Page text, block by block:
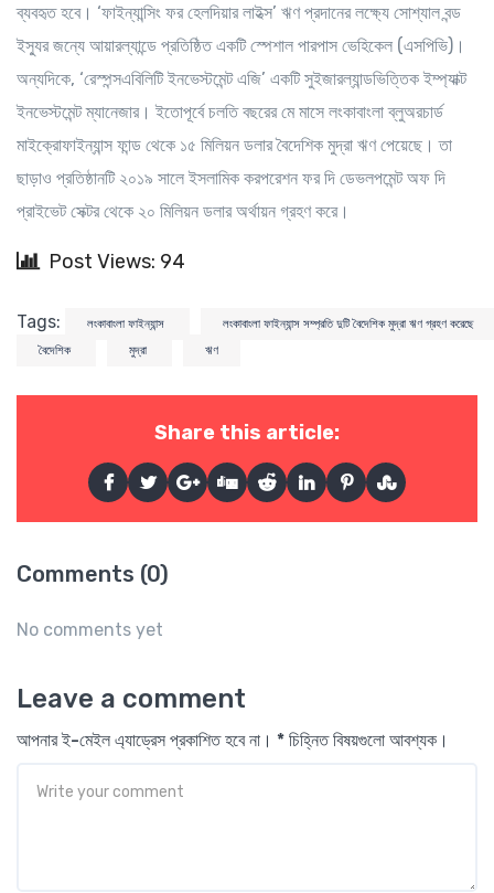
ব্যবহৃত হবে। ‘ফাইন্যান্সিং ফর হেলদিয়ার লাইভ্স’ ঋণ প্রদানের লক্ষ্যে সোশ্যাল বন্ড
ইস্যুর জন্যে আয়ারল্যান্ডে প্রতিষ্ঠিত একটি স্পেশাল পারপাস ভেহিকেল (এসপিভি)।
অন্যদিকে, ‘রেস্পন্সএবিলিটি ইনভেস্টমেন্ট এজি’ একটি সুইজারল্যান্ডভিত্তিক ইম্প্যাক্ট
ইনভেস্টমেন্ট ম্যানেজার। ইতোপূর্বে চলতি বছরের মে মাসে লংকাবাংলা ব্লুঅরচার্ড
মাইক্রোফাইন্যান্স ফান্ড থেকে ১৫ মিলিয়ন ডলার বৈদেশিক মুদ্রা ঋণ পেয়েছে। তা
ছাড়াও প্রতিষ্ঠানটি ২০১৯ সালে ইসলামিক করপরেশন ফর দি ডেভলপমেন্ট অফ দি
প্রাইভেট সেক্টর থেকে ২০ মিলিয়ন ডলার অর্থায়ন গ্রহণ করে।
Post Views: 94
Tags: লংকাবাংলা ফাইন্যান্স
লংকাবাংলা ফাইন্যান্স সম্প্রতি দুটি বৈদেশিক মুদ্রা ঋণ গ্রহণ করেছে
বৈদেশিক
মুদ্রা ঋণ
Share this article:
Comments (0)
No comments yet
Leave a comment
আপনার ই-মেইল এ্যাড্রেস প্রকাশিত হবে না। * চিহ্নিত বিষয়গুলো আবশ্যক।